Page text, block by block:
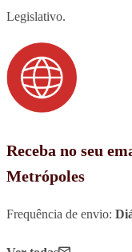
Legislativo.
Receba no seu
Metrópoles
Frequência de envio: